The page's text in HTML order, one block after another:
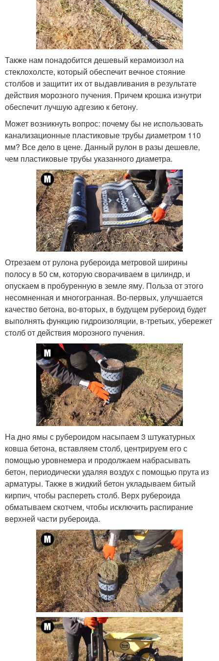
Также нам понадобится дешевый керамоизол на
стеклохолсте, который обеспечит вечное стояние
столбов и защитит их от выдавливания в результате
действия морозного пучения. Причем крошка изнутри
обеспечит лучшую адгезию к бетону.
Может возникнуть вопрос: почему бы не использовать
канализационные пластиковые трубы диаметром 110
мм? Все дело в цене. Данный рулон в разы дешевле,
чем пластиковые трубы указанного диаметра.
Отрезаем от рулона рубероида метровой ширины
полосу в 50 см, которую сворачиваем в цилиндр, и
опускаем в пробуренную в земле яму. Польза от этого
несомненная и многогранная. Во-первых, улучшается
качество бетона, во-вторых, в будущем рубероид будет
выполнять функцию гидроизоляции, в-третьих, убережет
столб от действия морозного пучения.
На дно ямы с рубероидом насыпаем 3 штукатурных
ковша бетона, вставляем столб, центрируем его с
помощью уровнемера и продолжаем набрасывать
бетон, периодически удаляя воздух с помощью прута из
арматуры. Также в жидкий бетон укладываем битый
кирпич, чтобы распереть столб. Верх рубероида
обматываем скотчем, чтобы исключить распирание
верхней части рубероида.